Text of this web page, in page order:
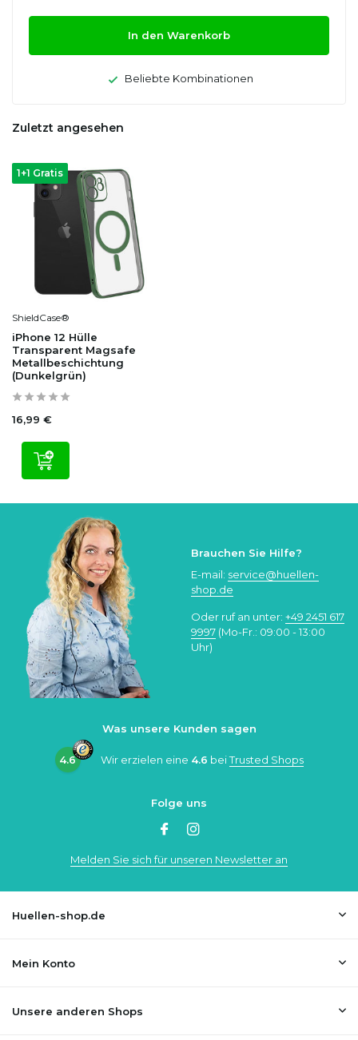
In den Warenkorb
Beliebte Kombinationen
Zuletzt angesehen
1+1 Gratis
ShieldCase®
iPhone 12 Hülle
Transparent Magsafe
Metallbeschichtung
(Dunkelgrün)
16,99 €
Brauchen Sie Hilfe?
E-mail: service@huellen-
shop.de
Oder ruf an unter: +49 2451 617
9997 (Mo-Fr.: 09:00 - 13:00
Uhr)
Was unsere Kunden sagen
4.6 Wir erzielen eine 4.6 beiTrusted Shops
Folge uns
Melden Sie sich für unseren Newsletter an
Huellen-shop.de
Mein Konto
Unsere anderen Shops